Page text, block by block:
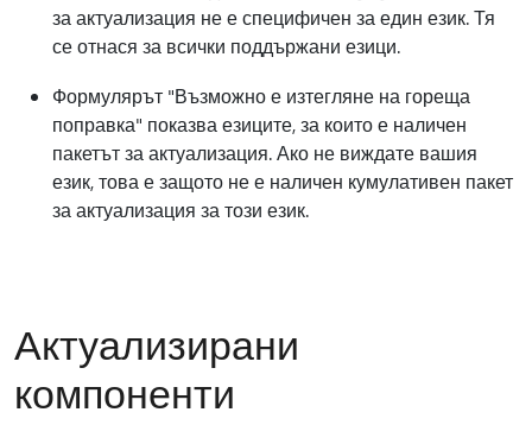
за актуализация не е специфичен за един език. Тя
се отнася за всички поддържани езици.
Формулярът "Възможно е изтегляне на гореща
поправка" показва езиците, за които е наличен
пакетът за актуализация. Ако не виждате вашия
език, това е защото не е наличен кумулативен пакет
за актуализация за този език.
Актуализирани
компоненти